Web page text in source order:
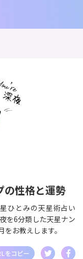
の性格と運勢
ひとみの天星術占い
を6分類した天星ナン
お教えします。